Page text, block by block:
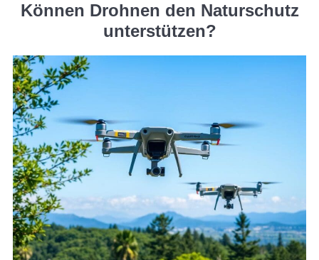
Können Drohnen den Naturschutz
unterstützen?